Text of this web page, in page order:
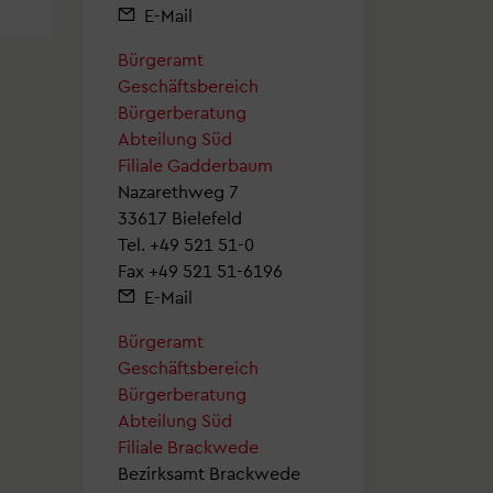
E-Mail
Bürgeramt
Geschäftsbereich
Bürgerberatung
Abteilung Süd
Filiale Gadderbaum
Nazarethweg 7
33617 Bielefeld
Tel. +49 521 51-0
Fax +49 521 51-6196
E-Mail
Bürgeramt
Geschäftsbereich
Bürgerberatung
Abteilung Süd
Filiale Brackwede
Bezirksamt Brackwede